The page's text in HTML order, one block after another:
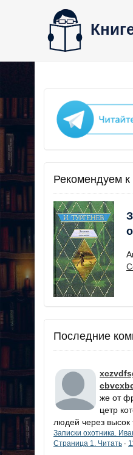
Рекомендуем
Последние
же от
цетр
людей через высок
Записки охотника.
Страница 1. Читать ·